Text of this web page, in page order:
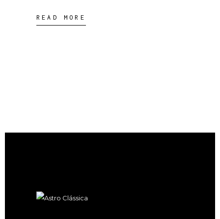
READ MORE